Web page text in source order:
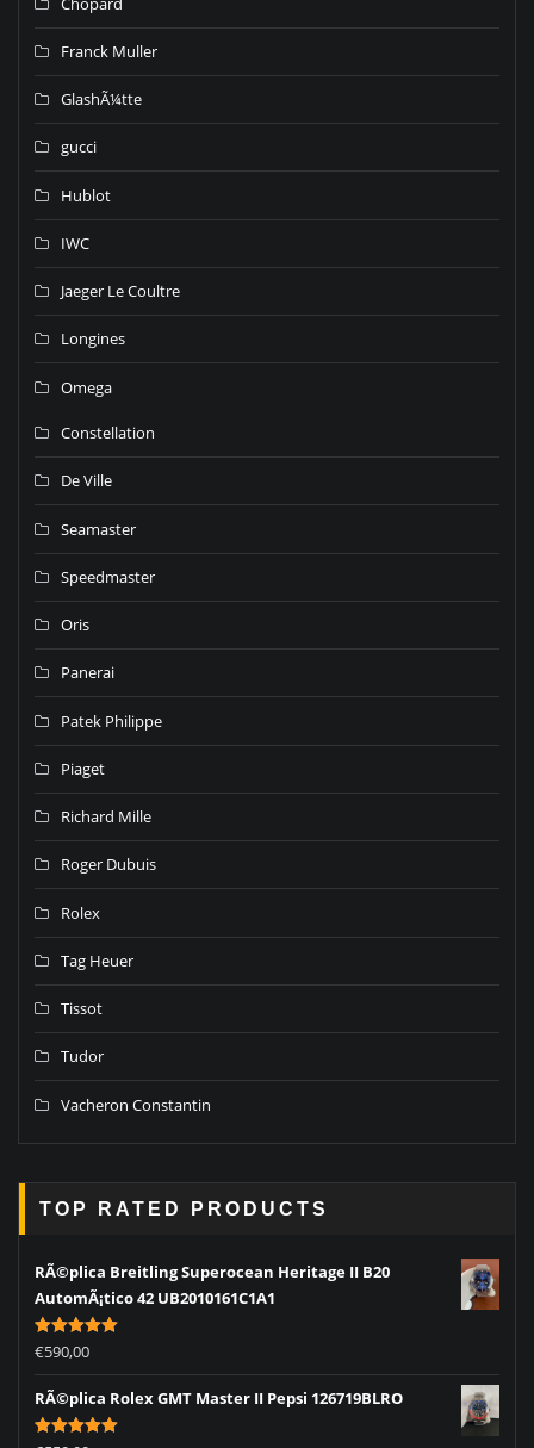
Franck Muller
GlashÃ¼tte
gucci
Hublot
IWC
Jaeger Le Coultre
Longines
Omega
Constellation
De Ville
Seamaster
Speedmaster
Oris
Panerai
Patek Philippe
Piaget
Richard Mille
Roger Dubuis
Rolex
Tag Heuer
Tissot
Tudor
Vacheron Constantin
TOP RATED PRODUCTS
RÃ©plica Breitling Superocean Heritage II B20
AutomÃ¡tico 42 UB2010161C1A1
Rated5.00
out of 5
€590,00
RÃ©plica Rolex GMT Master II Pepsi 126719BLRO